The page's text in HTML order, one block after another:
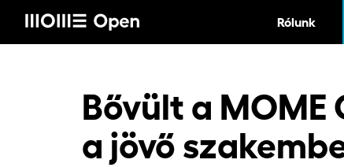
Rólunk
Bővült a
a jövő